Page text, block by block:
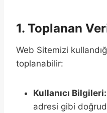
1. Toplanan
Web Sitemizi
toplanabilir:
Kullanıcı Bilgileri:
adresi gibi